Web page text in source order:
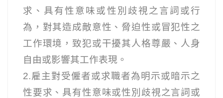
求、具有性意味或性別歧視之言詞或行
為，對其造成敵意性、脅迫性或冒犯性之
工作環境，致犯或干擾其人格尊嚴、人身
自由或影響其工作表現。
2.雇主對受僱者或求職者為明示或暗示之
性要求、具有性意味或性別歧視之言詞或